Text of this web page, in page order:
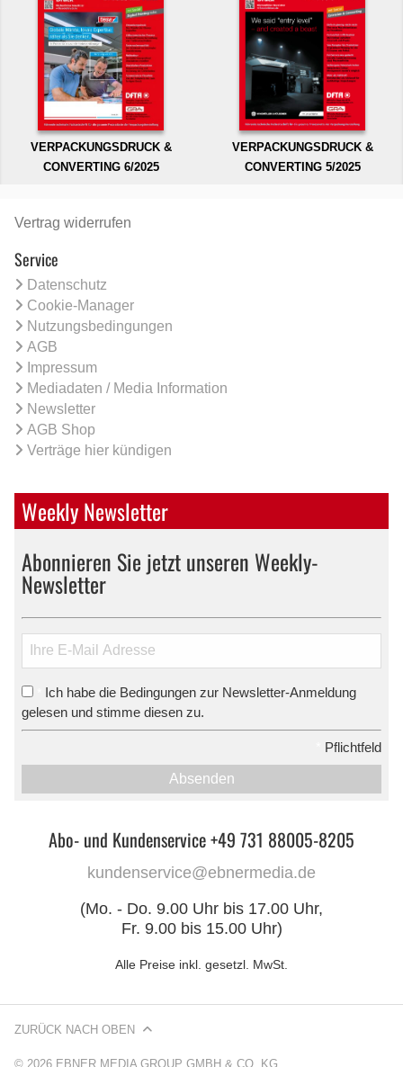
VERPACKUNGSDRUCK &
CONVERTING 6/2025
VERPACKUNGSDRUCK &
CONVERTING 5/2025
Vertrag widerrufen
Service
Datenschutz
Cookie-Manager
Nutzungsbedingungen
AGB
Impressum
Mediadaten / Media Information
Newsletter
AGB Shop
Verträge hier kündigen
Weekly Newsletter
Abonnieren Sie jetzt unseren Weekly-
Newsletter
Ich habe die Bedingungen zur Newsletter-Anmeldung
gelesen und stimme diesen zu.
Pflichtfeld
Absenden
Abo- und Kundenservice +49 731 88005-8205
kundenservice@ebnermedia.de
(Mo. - Do. 9.00 Uhr bis 17.00 Uhr,
Fr. 9.00 bis 15.00 Uhr)
Alle Preise inkl. gesetzl. MwSt.
© 2026 EBNER MEDIA GROUP GMBH & CO. KG
ZURÜCK NACH OBEN